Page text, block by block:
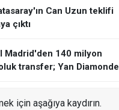
Can Uzun teklifi
çıktı
Madrid'den 140 milyon
transfer; Yan Diamonde
için aşağıya kaydırın.